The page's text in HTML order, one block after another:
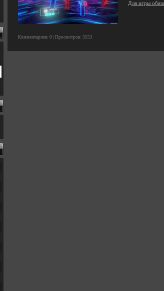
Для игры
Комментариев: 0 | Просмотров: 3553